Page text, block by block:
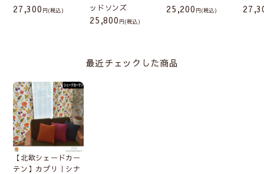
27,300 (税込)
ッドソンズ
25,800 (税込)
25,200 (税込)
最近チェックした商品
【北欧シェードカー
テン】カプリ｜シナ